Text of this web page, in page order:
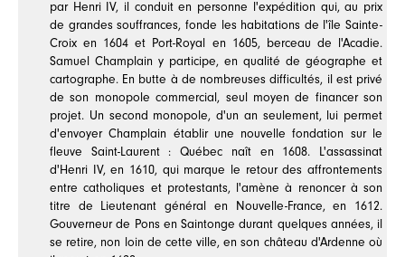
par Henri IV, il conduit en personne l'expédition qui, au prix
de grandes souffrances, fonde les habitations de l'île Sainte-
Croix en 1604 et Port-Royal en 1605, berceau de l'Acadie.
Samuel Champlain y participe, en qualité de géographe et
cartographe. En butte à de nombreuses difficultés, il est privé
de son monopole commercial, seul moyen de financer son
projet. Un second monopole, d'un an seulement, lui permet
d'envoyer Champlain établir une nouvelle fondation sur le
fleuve Saint-Laurent : Québec naît en 1608. L'assassinat
d'Henri IV, en 1610, qui marque le retour des affrontements
entre catholiques et protestants, l'amène à renoncer à son
titre de Lieutenant général en Nouvelle-France, en 1612.
Gouverneur de Pons en Saintonge durant quelques années, il
se retire, non loin de cette ville, en son château d'Ardenne où